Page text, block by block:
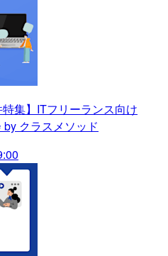
特集】ITフリーランス向け
by クラスメソッド